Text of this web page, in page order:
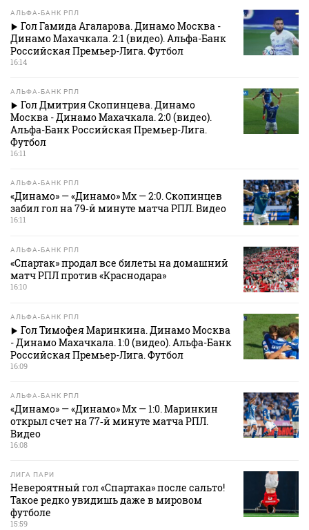
АЛЬФА-БАНК РПЛ
Гол Гамида Агаларова. Динамо Москва -
Динамо Махачкала. 2:1 (видео). Альфа-Банк
Российская Премьер-Лига. Футбол
16:14
АЛЬФА-БАНК РПЛ
Гол Дмитрия Скопинцева. Динамо
Москва - Динамо Махачкала. 2:0 (видео).
Альфа-Банк Российская Премьер-Лига.
Футбол
16:11
АЛЬФА-БАНК РПЛ
«Динамо» — «Динамо» Мх — 2:0. Скопинцев
забил гол на 79‑й минуте матча РПЛ. Видео
16:11
АЛЬФА-БАНК РПЛ
«Спартак» продал все билеты на домашний
матч РПЛ против «Краснодара»
16:10
АЛЬФА-БАНК РПЛ
Гол Тимофея Маринкина. Динамо Москва
- Динамо Махачкала. 1:0 (видео). Альфа-Банк
Российская Премьер-Лига. Футбол
16:09
АЛЬФА-БАНК РПЛ
«Динамо» — «Динамо» Мх — 1:0. Маринкин
открыл счет на 77‑й минуте матча РПЛ.
Видео
16:08
ЛИГА ПАРИ
Невероятный гол «Спартака» после сальто!
Такое редко увидишь даже в мировом
футболе
15:59